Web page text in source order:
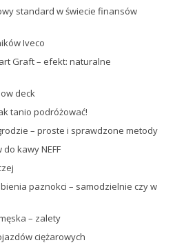
standard w świecie finansów
Iveco
Graft – efekt: naturalne
deck
tanio podróżować!
– proste i sprawdzone metody
kawy NEFF
paznokci – samodzielnie czy w
– zalety
ciężarowych